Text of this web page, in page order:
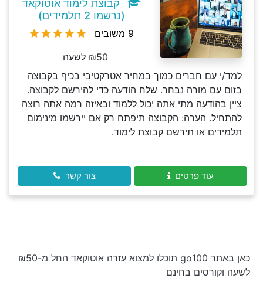
קבוצת לימוד אוטוקאד
(נרשמו 2 תלמידים)
9 משובים
₪50 לשעה
למד/י עם חברים כמוך במחיר אטרקטיבי בכיף בקבוצה
בזום עם מורה נבחר. שלח הודעה כדי להירשם לקבוצה.
ציין בהודעה מתי אתה יכול ללמוד ובאיזה רמה אתה רוצה
להתחיל. הערה: הקבוצה תיפתח רק אם יירשמו מינימום
תלמידים או תירשם קבוצת לימוד.
עוד פרטים צור קשר
כאן באתר go100 תוכלו למצוא עזרה אוטוקאד החל מ-₪50
לשעה וקורסים בחינם